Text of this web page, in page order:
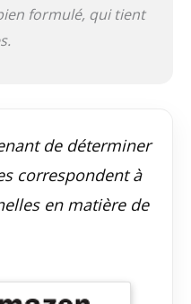
visage au
parfaite
tous les types
y compris
normales,
notre
formulé, qui tient
de déterminer
correspondent à
en matière de